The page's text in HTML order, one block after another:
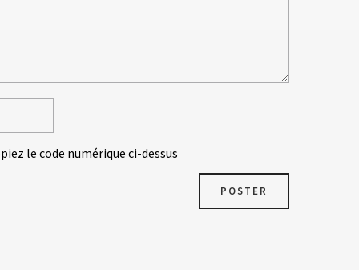
le code numérique ci-dessus
POSTER